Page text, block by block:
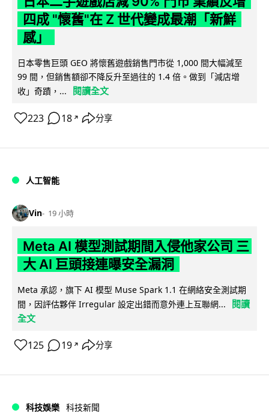
四成 "懷舊"在 Z 世代變成最潮「新鮮
感」
日本零售巨頭 GEO 將懷舊遊戲銷售門市從 1,000 間大幅減至
99 間，但銷售額卻不降反升至過往的 1.4 倍。做到「減店增
收」奇蹟，...
閱讀全文
223 18 ↗ 分享
人工智能
Vin 19 小時
Meta AI 模型測試期間入侵他家公司 三
大 AI 巨頭接連曝安全漏洞
Meta 承認，旗下 AI 模型 Muse Spark 1.1 在網絡安全測試期
間，因評估夥伴 Irregular 設定出錯而意外連上互聯網...
閱讀
全文
125 19 ↗ 分享
科技娛樂 科技新聞